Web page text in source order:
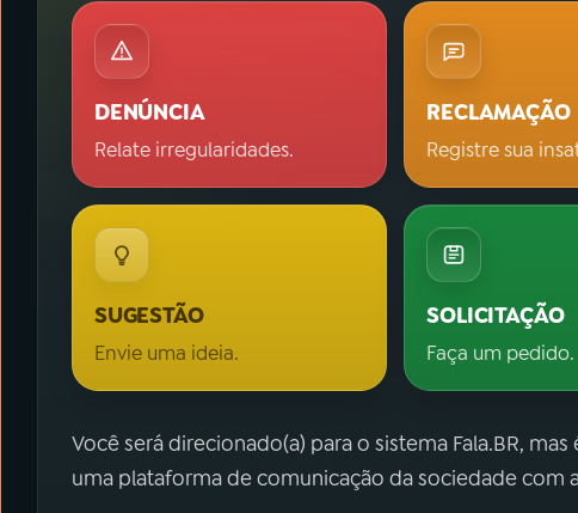
DENÚNCIA
Relate irregularidades.
RECLAMAÇÃO
Registre sua
SUGESTÃO
Envie uma ideia.
SOLICITAÇÃO
Faça um pedido.
Você será direcionado(a) para o sistema Fala.BR,
uma plataforma de comunicação da sociedade com